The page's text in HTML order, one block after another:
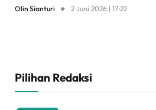
Olin Sianturi 2 Juni 2026 | 17:22
Pilihan Redaksi